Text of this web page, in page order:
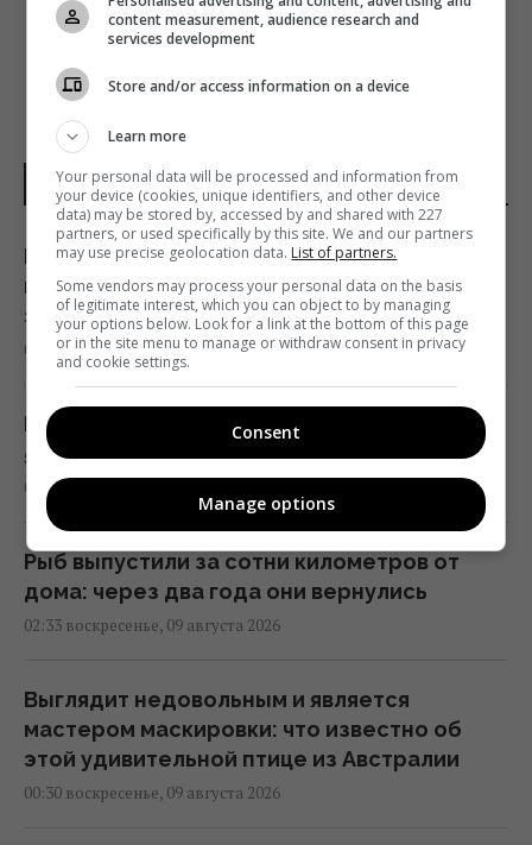
НОВОСТИ ДНЯ
Какой чай лучше всего способствует
поддержанию здоровья печени: ответ
экспертов
05:35 воскресенье, 09 августа 2026
На виноградниках в США установили более
500 домиков для сов: результат удивил
03:30 воскресенье, 09 августа 2026
Рыб выпустили за сотни километров от
дома: через два года они вернулись
02:33 воскресенье, 09 августа 2026
Выглядит недовольным и является
мастером маскировки: что известно об
этой удивительной птице из Австралии
00:30 воскресенье, 09 августа 2026
content measurement, audience research and
services development
Store and/or access information on a device
Learn more
Your personal data will be processed and information from
your device (cookies, unique identifiers, and other device
data) may be stored by, accessed by and shared with 227
partners, or used specifically by this site. We and our partners
may use precise geolocation data. List of partners.
Some vendors may process your personal data on the basis
of legitimate interest, which you can object to by managing
your options below. Look for a link at the bottom of this page
or in the site menu to manage or withdraw consent in privacy
and cookie settings.
Consent
Manage options